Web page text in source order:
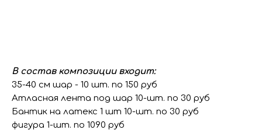
В состав композиции входит:
35-40 см шар - 10 шт. по 150 руб
Атласная лента под шар 10-шт. по 30 руб
Бантик на латекс 1 шт 10-шт. по 30 руб
фигура 1-шт. по 1090 руб